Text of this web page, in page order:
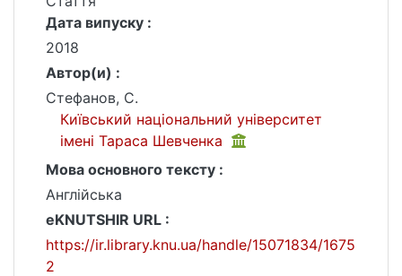
Дата випуску :
2018
Автор(и) :
Стефанов, С.
Київський національний університет
імені Тараса Шевченка
Мова основного тексту :
Англійська
eKNUTSHIR URL :
https://ir.library.knu.ua/handle/15071834/1675
2